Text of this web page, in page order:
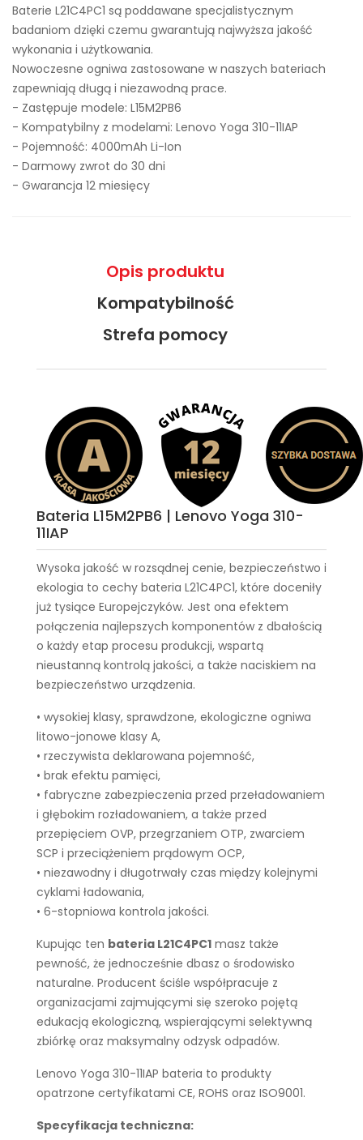
Baterie L21C4PC1 są poddawane specjalistycznym
badaniom dzięki czemu gwarantują najwyższa jakość
wykonania i użytkowania.
Nowoczesne ogniwa zastosowane w naszych bateriach
zapewniają długą i niezawodną prace.
- Zastępuje modele: L15M2PB6
- Kompatybilny z modelami: Lenovo Yoga 310-11IAP
- Pojemność: 4000mAh Li-Ion
- Darmowy zwrot do 30 dni
- Gwarancja 12 miesięcy
Opis produktu
Kompatybilność
Strefa pomocy
Bateria L15M2PB6 | Lenovo Yoga 310-
11IAP
Wysoka jakość w rozsądnej cenie, bezpieczeństwo i
ekologia to cechy bateria L21C4PC1, które doceniły
już tysiące Europejczyków. Jest ona efektem
połączenia najlepszych komponentów z dbałością
o każdy etap procesu produkcji, wspartą
nieustanną kontrolą jakości, a także naciskiem na
bezpieczeństwo urządzenia.
• wysokiej klasy, sprawdzone, ekologiczne ogniwa
litowo-jonowe klasy A,
• rzeczywista deklarowana pojemność,
• brak efektu pamięci,
• fabryczne zabezpieczenia przed przeładowaniem
i głębokim rozładowaniem, a także przed
przepięciem OVP, przegrzaniem OTP, zwarciem
SCP i przeciążeniem prądowym OCP,
• niezawodny i długotrwały czas między kolejnymi
cyklami ładowania,
• 6-stopniowa kontrola jakości.
Kupując ten bateria L21C4PC1 masz także
pewność, że jednocześnie dbasz o środowisko
naturalne. Producent ściśle współpracuje z
organizacjami zajmującymi się szeroko pojętą
edukacją ekologiczną, wspierającymi selektywną
zbiórkę oraz maksymalny odzysk odpadów.
Lenovo Yoga 310-11IAP bateria to produkty
opatrzone certyfikatami CE, ROHS oraz ISO9001.
Specyfikacja techniczna: